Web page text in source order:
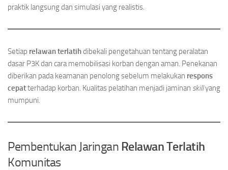
praktik langsung dan simulasi yang realistis.
Setiap relawan terlatihdibekali pengetahuan tentang peralatan
dasar P3K dan cara memobilisasi korban dengan aman. Penekanan
diberikan pada keamanan penolong sebelum melakukan respons
cepatterhadap korban. Kualitas pelatihan menjadi jaminan skillyang
mumpuni.
Pembentukan Jaringan Relawan Terlatih
Komunitas